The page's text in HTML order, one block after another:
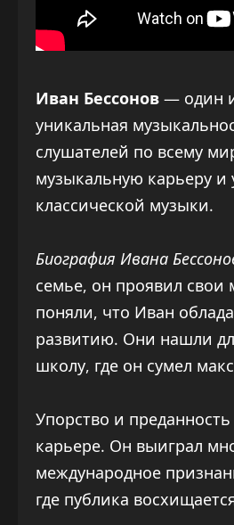
Иван Бессонов — один
уникальная
слушателей по всему
музыкальную карьеру и
классической музыки.
Биография Ивана
семье, он проявил свои
поняли, что Иван
развитию. Они нашли
школу, где он сумел
Упорство и
карьере. Он выиграл
международное
где публика